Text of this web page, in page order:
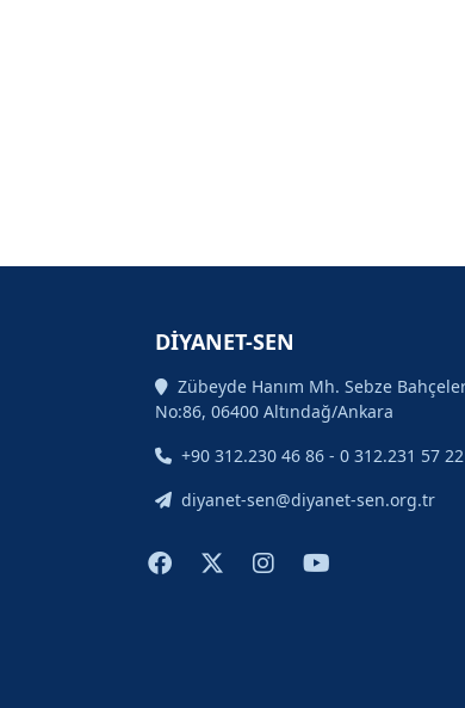
DİYANET-SEN
Zübeyde Hanım Mh. Sebze
No:86, 06400 Altındağ/Ankara
+90 312.230 46 86 - 0 312.231 57 22
diyanet-sen@diyanet-sen.org.tr